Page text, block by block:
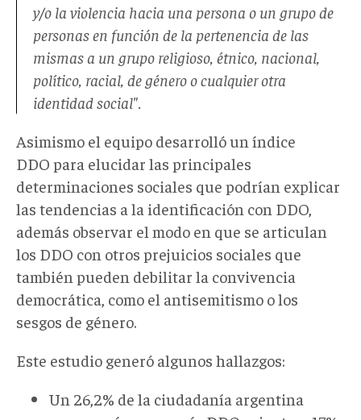
y/o la violencia hacia una persona o un grupo de
personas en función de la pertenencia de las
mismas a un grupo religioso, étnico, nacional,
político, racial, de género o cualquier otra
identidad social".
Asimismo el equipo desarrolló un índice
DDO para elucidar las principales
determinaciones sociales que podrían explicar
las tendencias a la identificación con DDO,
además observar el modo en que se articulan
los DDO con otros prejuicios sociales que
también pueden debilitar la convivencia
democrática, como el antisemitismo o los
sesgos de género.
Este estudio generó algunos hallazgos:
Un 26,2% de la ciudadanía argentina